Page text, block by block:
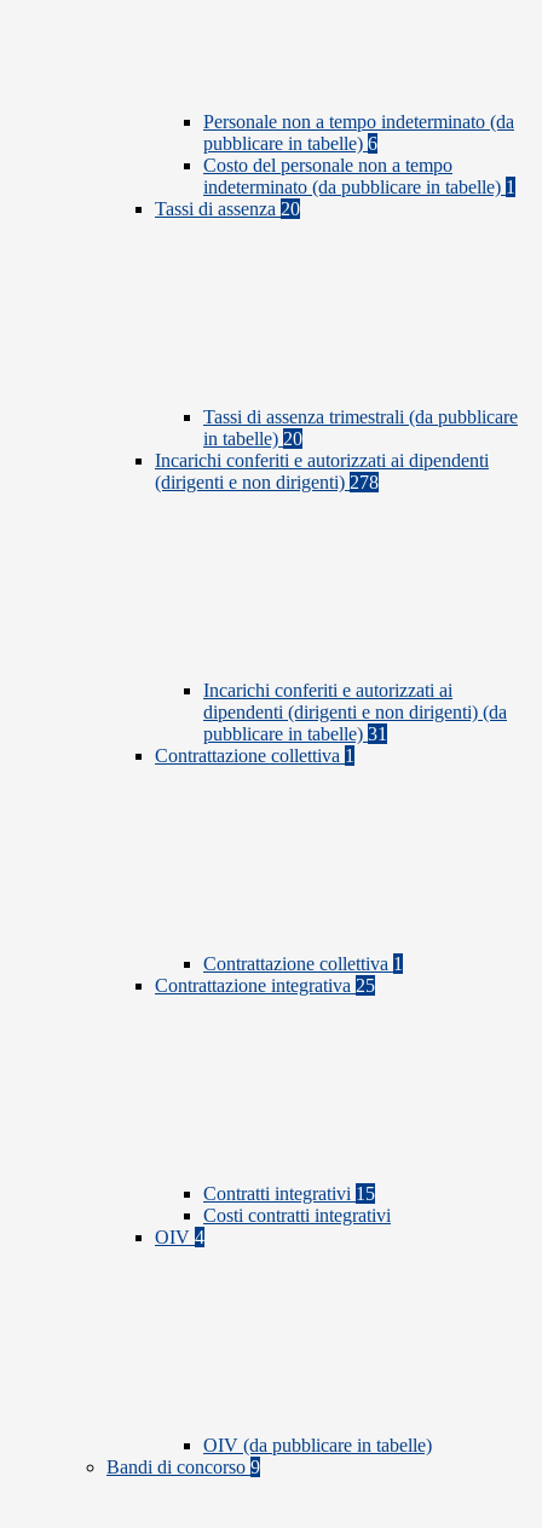
Personale non a tempo indeterminato (da
pubblicare in tabelle) 6
Costo del personale non a tempo
indeterminato (da pubblicare in tabelle) 1
Tassi di assenza 20
Tassi di assenza trimestrali (da pubblicare
in tabelle) 20
Incarichi conferiti e autorizzati ai dipendenti
(dirigenti e non dirigenti) 278
Incarichi conferiti e autorizzati ai
dipendenti (dirigenti e non dirigenti) (da
pubblicare in tabelle) 31
Contrattazione collettiva 1
Contrattazione collettiva 1
Contrattazione integrativa 25
Contratti integrativi 15
Costi contratti integrativi
OIV 4
OIV (da pubblicare in tabelle)
Bandi di concorso 9